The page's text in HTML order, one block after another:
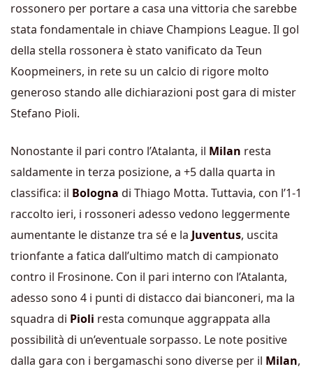
rossonero per portare a casa una vittoria che sarebbe
stata fondamentale in chiave Champions League. Il gol
della stella rossonera è stato vanificato da Teun
Koopmeiners, in rete su un calcio di rigore molto
generoso stando alle dichiarazioni post gara di mister
Stefano Pioli.
Nonostante il pari contro l’Atalanta, il Milan resta
saldamente in terza posizione, a +5 dalla quarta in
classifica: il Bologna di Thiago Motta. Tuttavia, con l’1-1
raccolto ieri, i rossoneri adesso vedono leggermente
aumentante le distanze tra sé e la Juventus, uscita
trionfante a fatica dall’ultimo match di campionato
contro il Frosinone. Con il pari interno con l’Atalanta,
adesso sono 4 i punti di distacco dai bianconeri, ma la
squadra di Pioli resta comunque aggrappata alla
possibilità di un’eventuale sorpasso. Le note positive
dalla gara con i bergamaschi sono diverse per il Milan,